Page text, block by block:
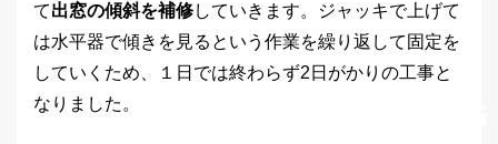
て出窓の傾斜を補修していきます。ジャッキで上げて
は水平器で傾きを見るという作業を繰り返して固定を
していくため、１日では終わらず2日がかりの工事と
なりました。